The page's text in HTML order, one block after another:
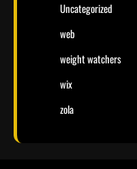
Uncategorized
web
weight watchers
wix
zola